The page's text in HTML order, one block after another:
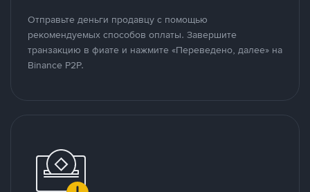
Отправьте деньги продавцу с помощью
рекомендуемых способов оплаты. Завершите
транзакцию в фиате и нажмите «Переведено, далее» на
Binance P2P.